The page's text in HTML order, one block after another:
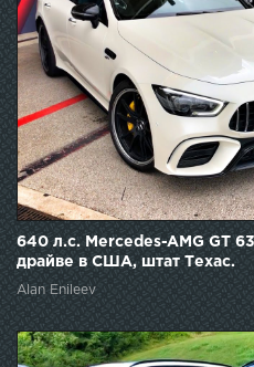
640 л.с. Mercedes-AMG GT
драйве в США, штат Техас.
Alan Enileev